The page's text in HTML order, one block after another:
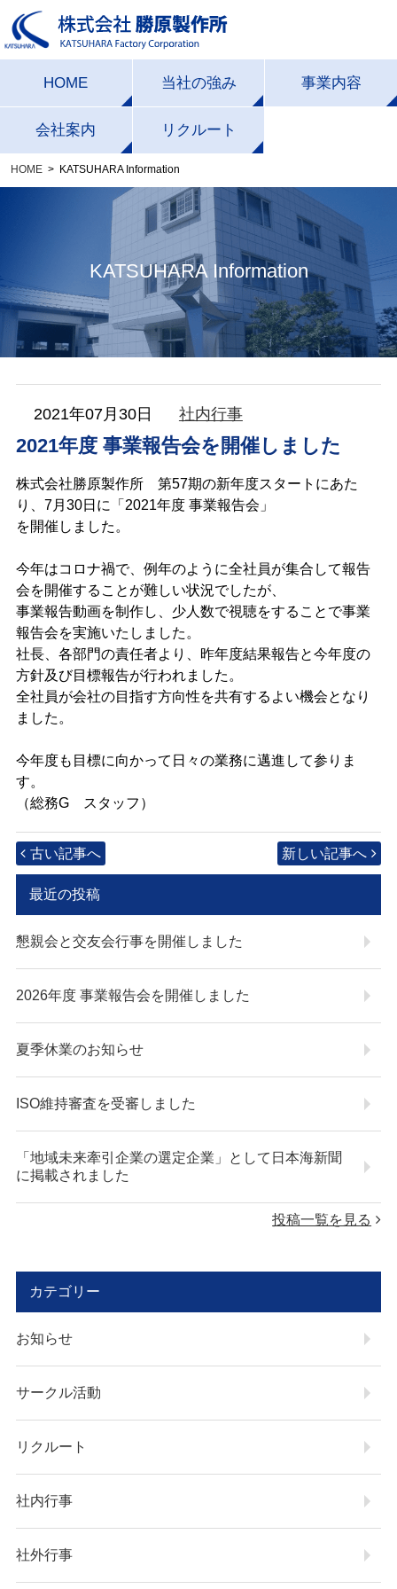
HOME 当社の強み
一貫生産体制
加工技術力
設備一覧
企画デザイン力
品質への取り組み
事業内容
会社案内
会社概要・沿革
経営理念・経営方
ISOの取り組み
CSR活動
Information
リクルート
HOME KATSUHARA Information
KATSUHARA Information
2021年07月30日 社内行事
2021年度 事業報告会を開催しました
株式会社勝原製作所 第57期の新年度スタートにあた
り、7月30日に「2021年度 事業報告会」
を開催しました。
今年はコロナ禍で、例年のように全社員が集合して報告
会を開催することが難しい状況でしたが、
事業報告動画を制作し、少人数で視聴をすることで事業
報告会を実施いたしました。
社長、各部門の責任者より、昨年度結果報告と今年度の
方針及び目標報告が行われました。
全社員が会社の目指す方向性を共有するよい機会となり
ました。
今年度も目標に向かって日々の業務に邁進して参りま
す。
（総務G スタッフ）
古い記事へ 新しい記事へ
最近の投稿
懇親会と交友会行事を開催しました
2026年度 事業報告会を開催しました
夏季休業のお知らせ
ISO維持審査を受審しました
「地域未来牽引企業の選定企業」として日本海新聞
に掲載されました
投稿一覧を見る
カテゴリー
お知らせ
サークル活動
リクルート
社内行事
社外行事